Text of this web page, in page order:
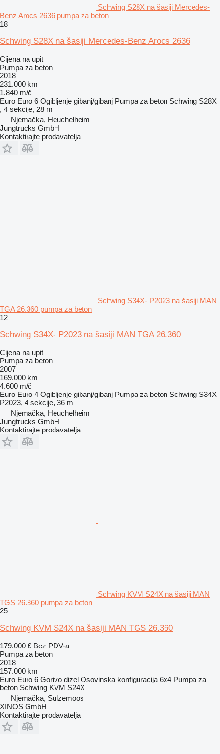
Schwing S28X na šasiji Mercedes-
Benz Arocs 2636 pumpa za beton
18
Schwing S28X na šasiji Mercedes-Benz Arocs 2636
Cijena na upit
Pumpa za beton
2018
231.000 km
1.840 m/č
Euro Euro 6 Ogibljenje gibanj/gibanj Pumpa za beton Schwing S28X
, 4 sekcije, 28 m
Njemačka, Heuchelheim
Jungtrucks GmbH
Kontaktirajte prodavatelja
Schwing S34X- P2023 na šasiji MAN
TGA 26.360 pumpa za beton
12
Schwing S34X- P2023 na šasiji MAN TGA 26.360
Cijena na upit
Pumpa za beton
2007
169.000 km
4.600 m/č
Euro Euro 4 Ogibljenje gibanj/gibanj Pumpa za beton Schwing S34X-
P2023, 4 sekcije, 36 m
Njemačka, Heuchelheim
Jungtrucks GmbH
Kontaktirajte prodavatelja
Schwing KVM S24X na šasiji MAN
TGS 26.360 pumpa za beton
25
Schwing KVM S24X na šasiji MAN TGS 26.360
179.000 € Bez PDV-a
Pumpa za beton
2018
157.000 km
Euro Euro 6 Gorivo dizel Osovinska konfiguracija 6x4 Pumpa za
beton Schwing KVM S24X
Njemačka, Sulzemoos
XINOS GmbH
Kontaktirajte prodavatelja